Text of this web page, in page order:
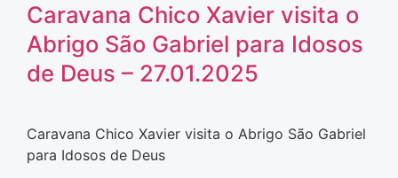
Caravana Chico Xavier visita o
Abrigo São Gabriel para Idosos
de Deus – 27.01.2025
Caravana Chico Xavier visita o Abrigo São Gabriel
para Idosos de Deus